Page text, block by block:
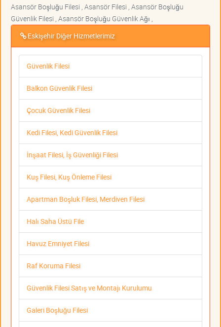
Asansör Boşluğu Filesi , Asansör Filesi , Asansör Boşluğu
Güvenlik Filesi , Asansör Boşluğu Güvenlik Ağı ,
Eskişehir Diğer Hizmetlerimiz
Güvenlik Filesi
Balkon Güvenlik Filesi
Çocuk Güvenlik Filesi
Kedi Filesi, Kedi Güvenlik Filesi
İnşaat Filesi, İş Güvenliği Filesi
Kuş Filesi, Kuş Önleme Filesi
Apartman Boşluk Filesi, Merdiven Filesi
Halı Saha Üstü File
Havuz Emniyet Filesi
Raf Koruma Filesi
Güvenlik Filesi Satış ve Montajı Kurulumu
Galeri Boşluğu Filesi